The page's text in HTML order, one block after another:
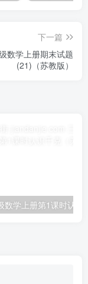
下一篇
数学上册期末试题
(21)（苏教版）